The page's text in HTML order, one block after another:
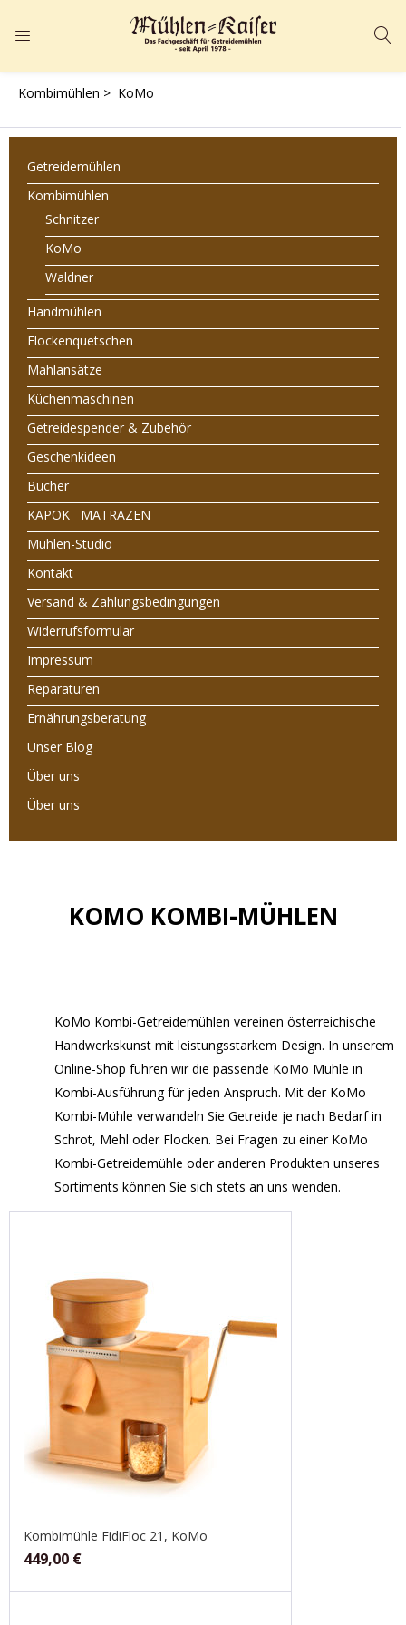
ANMELDEN
Geben Sie Ihren Benutzernamen und Ihr Passwort ein, um sich
anzumelden.
Angemeldet bleiben Passwort vergessen?
Kombimühlen > KoMo
Getreidemühlen
Kombimühlen
Schnitzer
KoMo
Waldner
Handmühlen
Flockenquetschen
Mahlansätze
Küchenmaschinen
Getreidespender & Zubehör
Geschenkideen
Bücher
KAPOK MATRAZEN
Mühlen-Studio
Kontakt
Versand & Zahlungsbedingungen
Widerrufsformular
Impressum
Reparaturen
Ernährungsberatung
Unser Blog
Über uns
Über uns
KOMO KOMBI-MÜHLEN
KoMo Kombi-Getreidemühlen vereinen österreichische
Handwerkskunst mit leistungsstarkem Design. In unserem
Online-Shop führen wir die passende KoMo Mühle in
Kombi-Ausführung für jeden Anspruch. Mit der KoMo
Kombi-Mühle verwandeln Sie Getreide je nach Bedarf in
Schrot, Mehl oder Flocken. Bei Fragen zu einer KoMo
Kombi-Getreidemühle oder anderen Produkten unseres
Sortiments können Sie sich stets an uns wenden.
Kombimühle FidiFloc 21, KoMo
449,00 €